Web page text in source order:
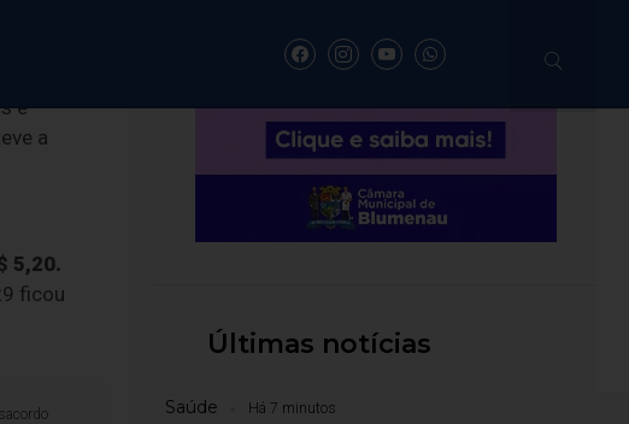
da inflação para
e
a
5,20.
ficou
Últimas notícias
Saúde Há 7 minutos